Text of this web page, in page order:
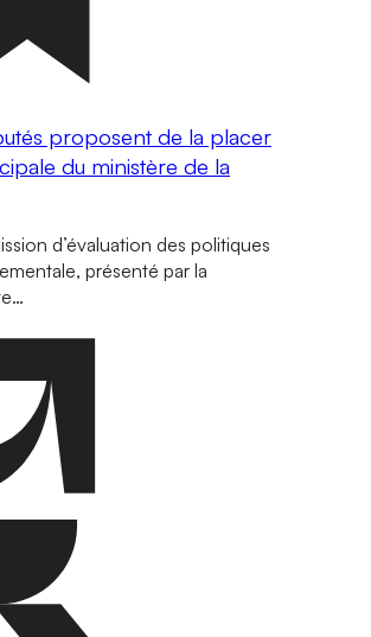
proposent de la placer
du ministère de la
d’évaluation des politiques
présenté par la